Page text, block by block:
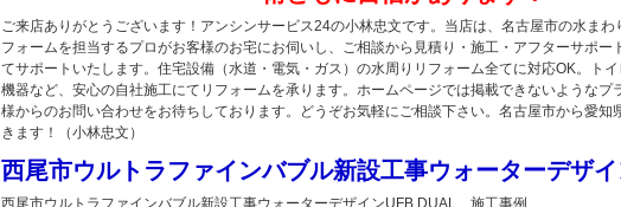
ご来店ありがとうございます！アンシンサービス24の小林忠文です。当店は、名古屋市の水まわ
フォームを担当するプロがお客様のお宅にお伺いし、ご相談から見積り・施工・アフターサポー
てサポートいたします。住宅設備（水道・電気・ガス）の水周りリフォーム全てに対応OK。ト
機器など、安心の自社施工にてリフォームを承ります。ホームページでは掲載できないようなプ
様からのお問い合わせをお待ちしております。どうぞお気軽にご相談下さい。名古屋市から愛知
きます！（小林忠文）
西尾市ウルトラファインバブル新設工事ウォーターデザ
西尾市ウルトラファインバブル新設工事ウォーターデザインUFB DUAL 施工事例